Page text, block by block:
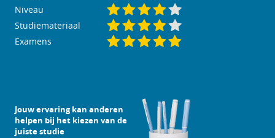
Niveau
Studiemateriaal
Examens
Jouw ervaring kan anderen
helpen bij het kiezen van de
juiste studie